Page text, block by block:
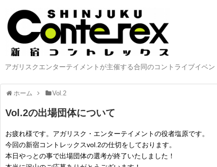
アガリスクエンターテイメントが主催する合同のコントライブイベ
ホーム Vol.2
Vol.2の出場団体について
お疲れ様です。アガリスク・エンターテイメントの役者塩原です。
今回の新宿コントレックスvol.2の仕切をしております。
本日やっとの事で出場団体の選考が終了いたしました！